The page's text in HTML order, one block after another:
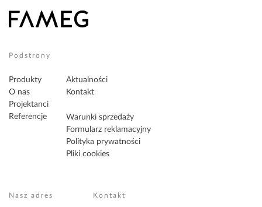
Podstrony
Produkty
O nas
Projektanci
Referencje
Aktualności
Kontakt
Warunki sprzedaży
Formularz reklamacyjny
Polityka prywatności
Pliki cookies
Nasz adres Kontakt